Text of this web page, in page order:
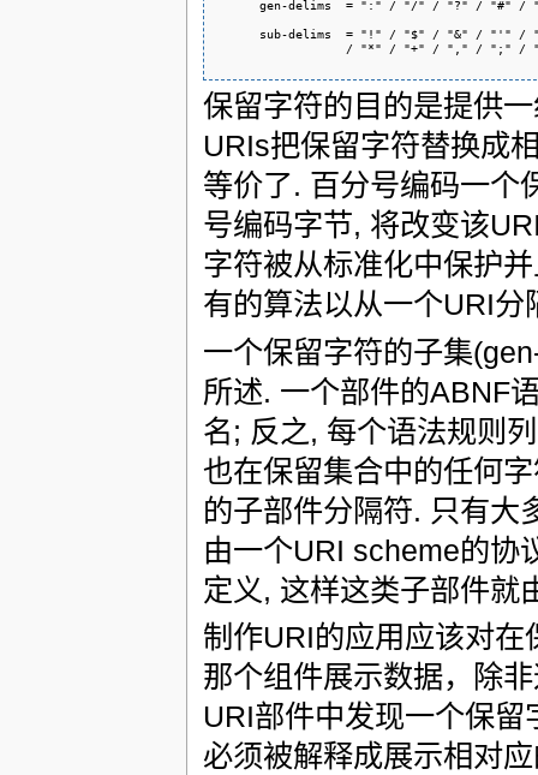
gen-delims  = ":" / "/" / "?" / "#" /
sub-delims  = "!" / "$" / "&" / "'" /
/ "*" / "+" / "," / ";" /
保留字符的目的是提供
URIs把保留字符替换成
等价了. 百分号编码一个
号编码字节, 将改变该
字符被从标准化中保护
有的算法以从一个URI分
一个保留字符的子集
所述. 一个部件的ABNF
名; 反之, 每个语法规则
也在保留集合中的任何
的子部件分隔符. 只有大
由一个URI scheme的协
定义, 这样这类子部件就
制作URI的应用应该对
那个组件展示数据，除
URI部件中发现一个保
必须被解释成展示相对